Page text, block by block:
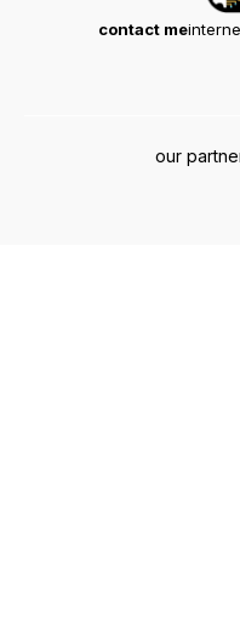
contact me
our